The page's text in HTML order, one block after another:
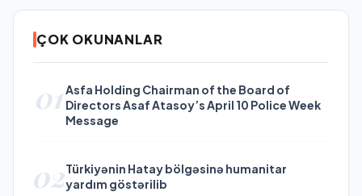
ÇOK OKUNANLAR
01Asfa Holding Chairman of the Board of
Directors Asaf Atasoy’s April 10 Police Week
Message
02Türkiyənin Hatay bölgəsinə humanitar
yardım göstərilib